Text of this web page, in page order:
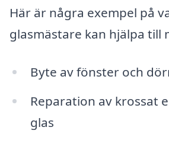
Här är några exempel på
glasmästare kan hjälpa till
Byte av fönster och
Reparation av krossat
glas